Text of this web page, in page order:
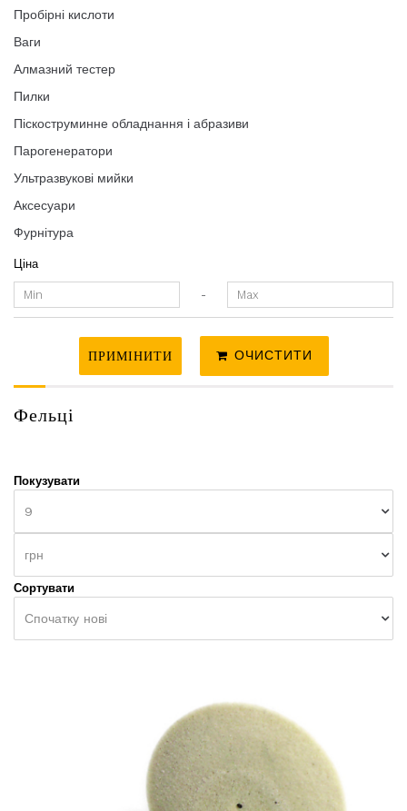
Пробірні кислоти
Ваги
Алмазний тестер
Пилки
Піскоструминне обладнання і абразиви
Парогенератори
Ультразвукові мийки
Аксесуари
Фурнітура
Ціна
-
ПРИМІНИТИ ОЧИСТИТИ
Фельці
Покузувати
9
грн
Сортувати
Спочатку нові